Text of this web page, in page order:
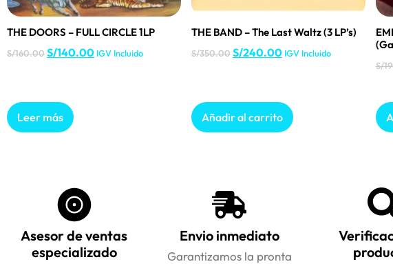
THE DOORS – FULL CIRCLE 1LP
S/160.00S/140.00 IGV Incluido
Leer más
THE BAND – The Last Waltz (3 LP’s)
S/350.00 S/240.00 IGV Incluido
Añadir al carrito
S/
Asesor de ventas
especializado
Envio inmediato
Garantizamos la pronta